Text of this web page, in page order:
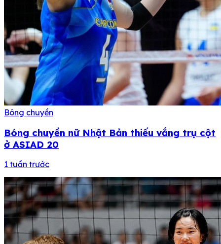
Bóng chuyền
Bóng chuyền nữ Nhật Bản thiếu vắng trụ cột
ở ASIAD 20
1 tuần trước